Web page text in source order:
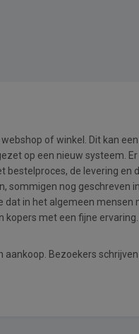
of winkel. Dit kan een
op een nieuw systeem. Er
bestelproces, de levering en
sommigen nog geschreven
dat in het algemeen mensen
met een fijne ervaring.
Bezoekers